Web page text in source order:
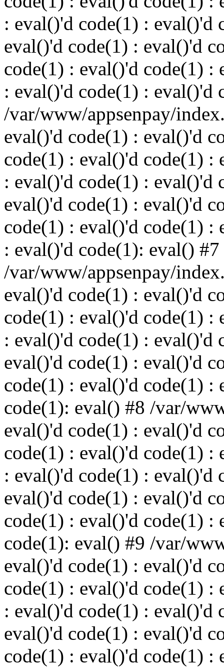
: eval()'d code(1) : eval()'d
eval()'d code(1) : eval()'d
code(1) : eval()'d code(1) :
: eval()'d code(1) : eval()'d
/var/www/appsenpay/
eval()'d code(1) : eval()'d
code(1) : eval()'d code(1) :
: eval()'d code(1) : eval()'d
eval()'d code(1) : eval()'d
code(1) : eval()'d code(1) :
: eval()'d code(1): eval() #7
/var/www/appsenpay/
eval()'d code(1) : eval()'d
code(1) : eval()'d code(1) :
: eval()'d code(1) : eval()'d
eval()'d code(1) : eval()'d
code(1) : eval()'d code(1) :
code(1): eval() #8 /var/
eval()'d code(1) : eval()'d
code(1) : eval()'d code(1) :
: eval()'d code(1) : eval()'d
eval()'d code(1) : eval()'d
code(1) : eval()'d code(1) :
code(1): eval() #9 /var/
eval()'d code(1) : eval()'d
code(1) : eval()'d code(1) :
: eval()'d code(1) : eval()'d
eval()'d code(1) : eval()'d
code(1) : eval()'d code(1) :